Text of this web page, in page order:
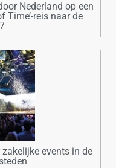
Nederland op een
Time’-reis naar de
events in de